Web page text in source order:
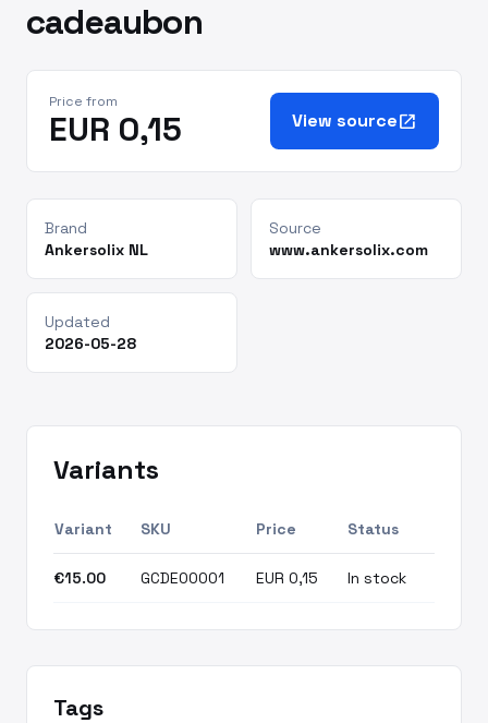
cadeaubon
Price from
EUR 0,15 View sourceopen_in_new
Brand
Ankersolix NL
Source
www.ankersolix.com
Updated
2026-05-28
Variants
Variant SKU Price Status
€15.00 GCDE00001 EUR 0,15 In stock
Tags